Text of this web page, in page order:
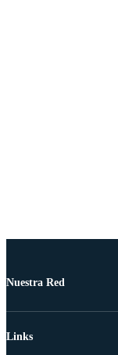
Nuestra Red
Links